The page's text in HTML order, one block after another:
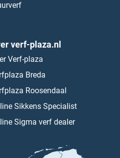
verf-plaza.nl
Verf-plaza
Breda
Roosendaal
Sikkens Specialist
Sigma verf dealer